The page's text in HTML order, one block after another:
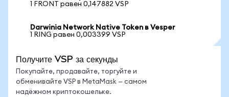
1 FRONT равен 0,147882 VSP
Darwinia Network Native Token в Vesper
1 RING равен 0,003399 VSP
Получите VSP за секунды
Покупайте, продавайте, торгуйте и
обменивайте VSP в MetaMask — самом
надёжном криптокошельке.